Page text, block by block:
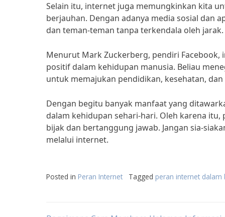
Selain itu, internet juga memungkinkan kita
berjauhan. Dengan adanya media sosial dan
dan teman-teman tanpa terkendala oleh jarak.
Menurut Mark Zuckerberg, pendiri
positif dalam kehidupan manusia. Beliau
untuk memajukan pendidikan, kesehatan,
Dengan begitu banyak manfaat yang
dalam kehidupan sehari-hari. Oleh karena
bijak dan bertanggung jawab. Jangan sia-
melalui internet.
Posted in Peran Internet Tagged peran internet dalam